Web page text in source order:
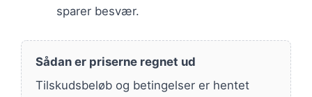
sparer besvær.
Sådan er priserne regnet ud
Tilskudsbeløb og betingelser er hentet